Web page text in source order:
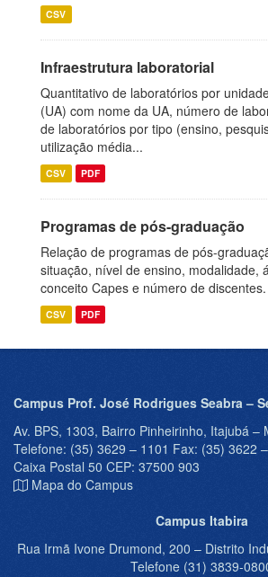
CSV
Infraestrutura laboratorial
Quantitativo de laboratórios por
(UA) com nome da UA, número de
de laboratórios por tipo (ensino,
utilização média...
CSV PDF
Programas de pós-graduação
Relação de programas de pós-
situação, nível de ensino, modalidade,
conceito Capes e número de discentes.
CSV PDF
Campus Prof. José Rodrigues Seabra –
Av. BPS, 1303, Bairro Pinheirinho, Itajubá –
Telefone: (35) 3629 – 1101 Fax: (35) 3622
Caixa Postal 50 CEP: 37500 903
Mapa do Campus
Campus Itabira
Rua Irmã Ivone Drumond, 200 – Distrito
Telefone (31) 3839-